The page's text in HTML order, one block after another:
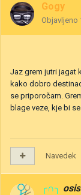
Gogy
Objavljeno
Jaz grem jutri jagat
kako dobro
se priporočam.
blage veze, kje bi
Navedek
╭∩╮ osis